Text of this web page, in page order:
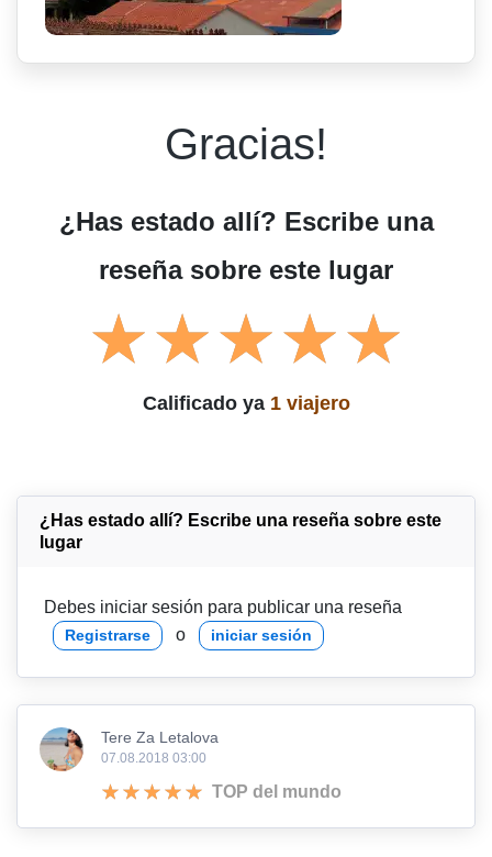
Gracias!
¿Has estado allí? Escribe una
reseña sobre este lugar
Calificado ya 1 viajero
¿Has estado allí? Escribe una reseña sobre este
lugar
Debes iniciar sesión para publicar una reseña
Registrarse o iniciar sesión
Tere Za Letalova
07.08.2018 03:00
TOP del mundo